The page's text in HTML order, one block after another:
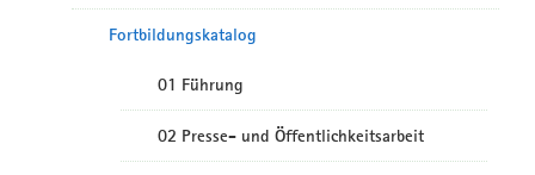
Fortbildungskatalog
01 Führung
02 Presse- und Öffentlichkeitsarbeit